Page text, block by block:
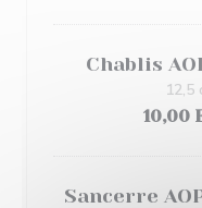
Chablis
10,00
12,5
Sancerre